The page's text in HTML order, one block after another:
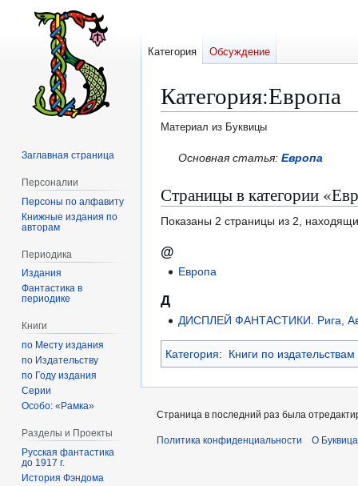
Категория:Европа
Материал из Буквицы
Перейти
навигации
Перейти
поиску
Основная статья:Европа
Страницы в категории
Показаны 2 страницы из 2,
@
Европа
Д
ДИСПЛЕЙ ФАНТАСТИКИ. Рига,
Категория: Книги по издательствам
Категория Обсуждение
Заглавная страница
Персоналии
Персоны по алфавиту
Книжные издания по
авторам
Периодика
Издания
Фантастика в
периодике
Книги
по Месту издания
по Издательству
по Году издания
Серии
Особо: «Рамка»
Разделы и Проекты
Русская фантастика
до 1917 г.
История Фэндома
Страница в последний раз была
Политика конфиденциальности О Буквица